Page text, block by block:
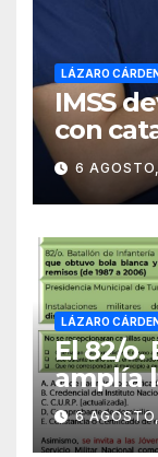
LÁZARO
IMSS
con
23
6
LÁZARO
El 82/
amplía
Catilla
6